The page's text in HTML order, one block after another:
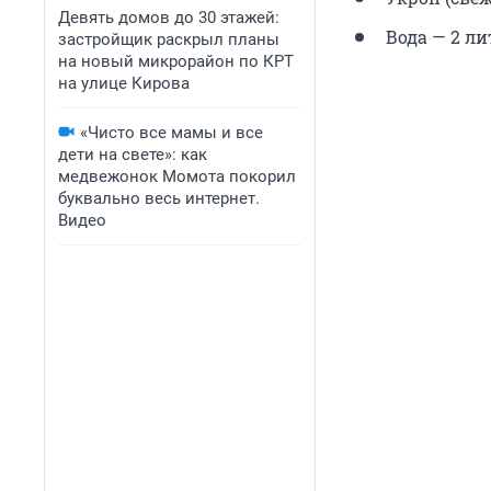
Девять домов до 30 этажей:
застройщик раскрыл планы
на новый микрорайон по КРТ
на улице Кирова
«Чисто все мамы и все
дети на свете»: как
медвежонок Момота покорил
буквально весь интернет.
Видео
Вода — 2